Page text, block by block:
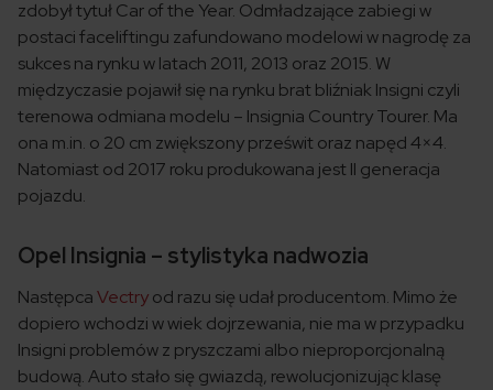
zdobył tytuł Car of the Year. Odmładzające zabiegi w
postaci faceliftingu zafundowano modelowi w nagrodę za
sukces na rynku w latach 2011, 2013 oraz 2015. W
międzyczasie pojawił się na rynku brat bliźniak Insigni czyli
terenowa odmiana modelu – Insignia Country Tourer. Ma
ona m.in. o 20 cm zwiększony prześwit oraz napęd 4×4.
Natomiast od 2017 roku produkowana jest II generacja
pojazdu.
Opel Insignia – stylistyka nadwozia
NastępcaVectryod razu się udał producentom. Mimo że
dopiero wchodzi w wiek dojrzewania, nie ma w przypadku
Insigni problemów z pryszczami albo nieproporcjonalną
budową. Auto stało się gwiazdą, rewolucjonizując klasę